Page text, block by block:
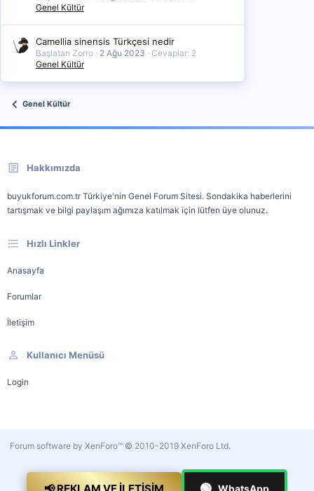
Genel Kültür
Camellia sinensis Türkçesi nedir
Başlatan Zorro 2 Ağu 2023
Cevaplar: 2
Genel Kültür
Genel Kültür
Hakkımızda
buyukforum.com.tr Türkiye'nin Genel Forum Sitesi. Sondakika haberlerini
tartışmak ve bilgi paylaşım ağımıza katılmak için lütfen üye olunuz.
Hızlı Linkler
Anasayfa
Forumlar
İletişim
Kullanıcı Menüsü
Login
Forum software by XenForo™ © 2010-2019 XenForo Ltd.
WhatsApp